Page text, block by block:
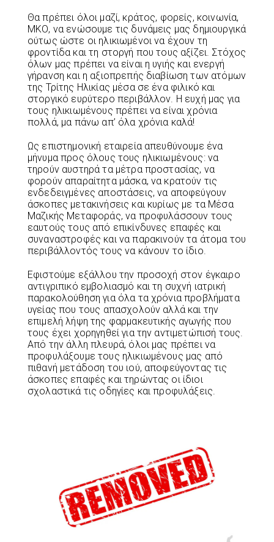
Θα πρέπει όλοι μαζί, κράτος, φορείς, κοινωνία,
ΜΚΟ, να ενώσουμε τις δυνάμεις μας δημιουργικά
ούτως ώστε οι ηλικιωμένοι να έχουν τη
φροντίδα και τη στοργή που τους αξίζει. Στόχος
όλων μας πρέπει να είναι η υγιής και ενεργή
γήρανση και η αξιοπρεπής διαβίωση των ατόμων
της Τρίτης Ηλικίας μέσα σε ένα φιλικό και
στοργικό ευρύτερο περιβάλλον. Η ευχή μας για
τους ηλικιωμένους πρέπει να είναι χρόνια
πολλά, μα πάνω απ’ όλα χρόνια καλά!
Ως επιστημονική εταιρεία απευθύνουμε ένα
μήνυμα προς όλους τους ηλικιωμένους: να
τηρούν αυστηρά τα μέτρα προστασίας, να
φορούν απαραίτητα μάσκα, να κρατούν τις
ενδεδειγμένες αποστάσεις, να αποφεύγουν
άσκοπες μετακινήσεις και κυρίως με τα Μέσα
Μαζικής Μεταφοράς, να προφυλάσσουν τους
εαυτούς τους από επικίνδυνες επαφές και
συναναστροφές και να παρακινούν τα άτομα του
περιβάλλοντός τους να κάνουν το ίδιο.
Εφιστούμε εξάλλου την προσοχή στον έγκαιρο
αντιγριπικό εμβολιασμό και τη συχνή ιατρική
παρακολούθηση για όλα τα χρόνια προβλήματα
υγείας που τους απασχολούν αλλά και την
επιμελή λήψη της φαρμακευτικής αγωγής που
τους έχει χορηγηθεί για την αντιμετώπισή τους.
Από την άλλη πλευρά, όλοι μας πρέπει να
προφυλάξουμε τους ηλικιωμένους μας από
πιθανή μετάδοση του ιού, αποφεύγοντας τις
άσκοπες επαφές και τηρώντας οι ίδιοι
σχολαστικά τις οδηγίες και προφυλάξεις.